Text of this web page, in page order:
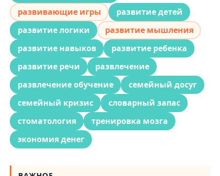
развивающие игры
развитие детей
развитие логики
развитие мышления
развитие навыков
развитие ребенка
развитие речи
развлечение
развлечение обучение
семейный досуг
семейный кризис
словарный запас
стоматология
тренировка мозга
экономия денег